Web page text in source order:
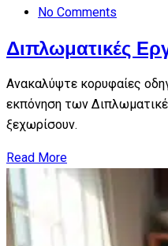
No Comments
Διπλωματικές
Ανακαλύψτε κορυφαίες
εκπόνηση των
ξεχωρίσουν.
Read More